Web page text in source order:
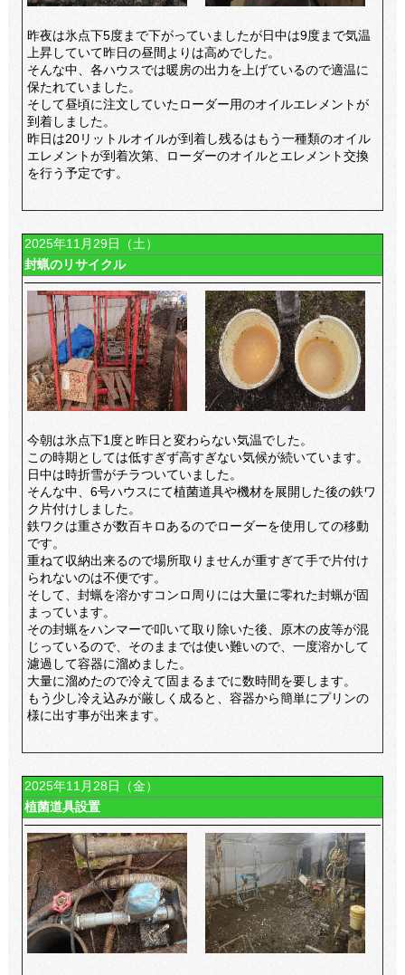
昨夜は氷点下5度まで下がっていましたが日中は9度まで気温
上昇していて昨日の昼間よりは高めでした。
そんな中、各ハウスでは暖房の出力を上げているので適温に
保たれていました。
そして昼頃に注文していたローダー用のオイルエレメントが
到着しました。
昨日は20リットルオイルが到着し残るはもう一種類のオイル
エレメントが到着次第、ローダーのオイルとエレメント交換
を行う予定です。
2025年11月29日（土）
封蝋のリサイクル
今朝は氷点下1度と昨日と変わらない気温でした。
この時期としては低すぎず高すぎない気候が続いています。
日中は時折雪がチラついていました。
そんな中、6号ハウスにて植菌道具や機材を展開した後の鉄ワ
ク片付けしました。
鉄ワクは重さが数百キロあるのでローダーを使用しての移動
です。
重ねて収納出来るので場所取りませんが重すぎて手で片付け
られないのは不便です。
そして、封蝋を溶かすコンロ周りには大量に零れた封蝋が固
まっています。
その封蝋をハンマーで叩いて取り除いた後、原木の皮等が混
じっているので、そのままでは使い難いので、一度溶かして
濾過して容器に溜めました。
大量に溜めたので冷えて固まるまでに数時間を要します。
もう少し冷え込みが厳しく成ると、容器から簡単にプリンの
様に出す事が出来ます。
2025年11月28日（金）
植菌道具設置